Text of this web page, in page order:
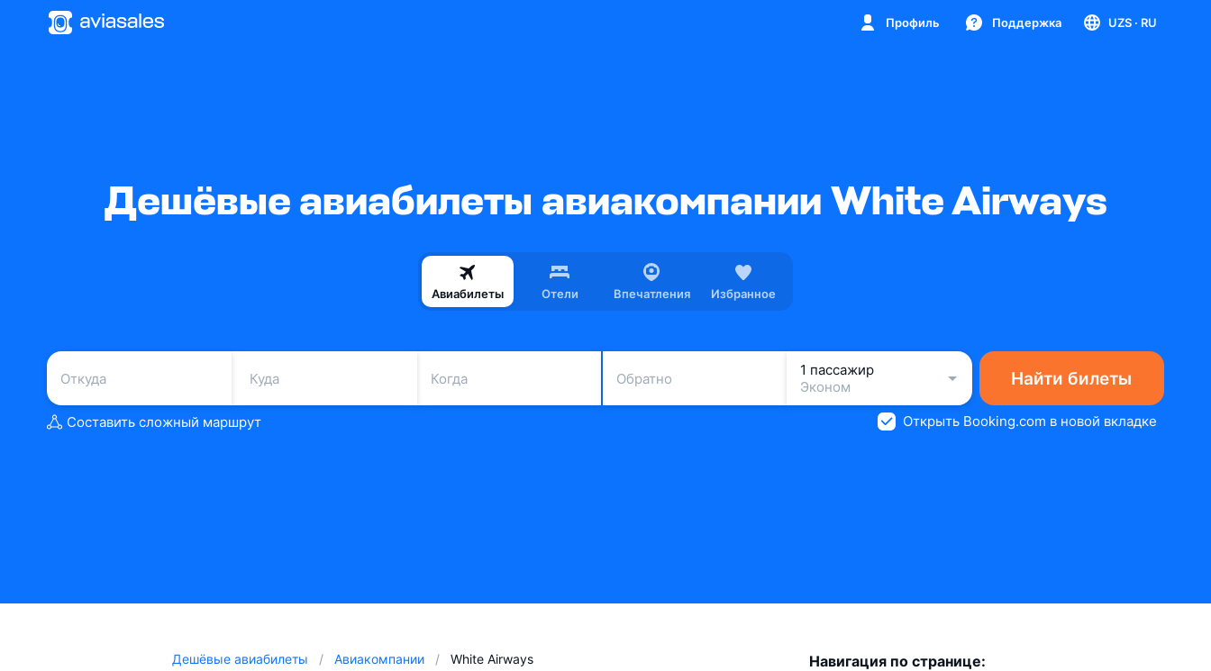
Профиль Поддержка UZS · RU
Дешёвые авиабилеты авиакомпании White Airways
Авиабилеты Отели Впечатления Избранное
Когда Обратно
1 пассажир
Эконом
Найти билеты
Составить сложный маршрут Открыть Booking.com в новой вкладке
Дешёвые авиабилеты Авиакомпании White Airways Навигация по странице: